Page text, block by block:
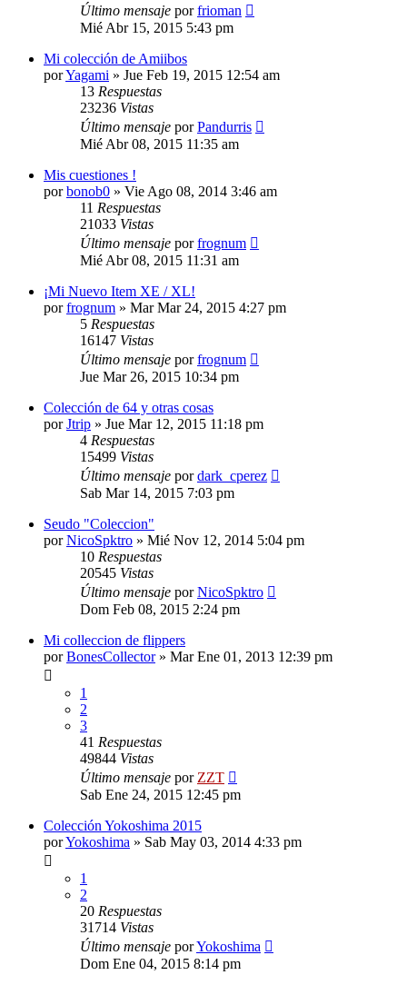
Último mensaje porfrioman
Mié Abr 15, 2015 5:43 pm
Mi colección de Amiibos
porYagami » Jue Feb 19, 2015 12:54 am
13 Respuestas
23236 Vistas
Último mensaje porPandurris
Mié Abr 08, 2015 11:35 am
Mis cuestiones !
porbonob0 » Vie Ago 08, 2014 3:46 am
11 Respuestas
21033 Vistas
Último mensaje porfrognum
Mié Abr 08, 2015 11:31 am
¡Mi Nuevo Item XE / XL!
porfrognum » Mar Mar 24, 2015 4:27 pm
5 Respuestas
16147 Vistas
Último mensaje porfrognum
Jue Mar 26, 2015 10:34 pm
Colección de 64 y otras cosas
porJtrip » Jue Mar 12, 2015 11:18 pm
4 Respuestas
15499 Vistas
Último mensaje pordark_cperez
Sab Mar 14, 2015 7:03 pm
Seudo "Coleccion"
porNicoSpktro » Mié Nov 12, 2014 5:04 pm
10 Respuestas
20545 Vistas
Último mensaje porNicoSpktro
Dom Feb 08, 2015 2:24 pm
Mi colleccion de flippers
porBonesCollector» Mar Ene 01, 2013 12:39 pm
1
2
3
41 Respuestas
49844 Vistas
Último mensaje por ZZT
Sab Ene 24, 2015 12:45 pm
Colección Yokoshima 2015
porYokoshima » Sab May 03, 2014 4:33 pm
1
2
20 Respuestas
31714 Vistas
Último mensaje porYokoshima
Dom Ene 04, 2015 8:14 pm